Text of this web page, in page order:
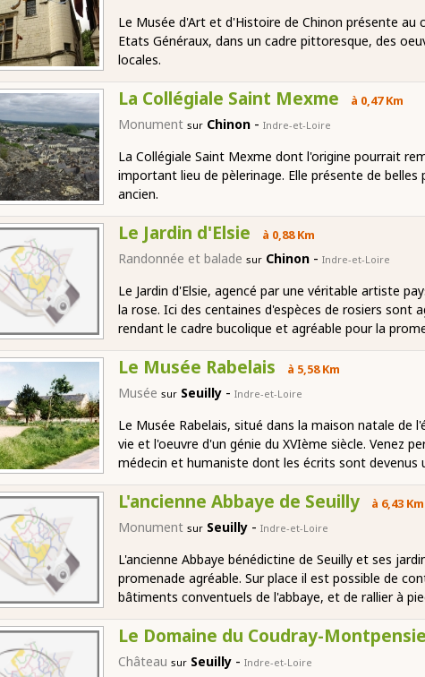
Le Musée d'Art et d'Histoire de Chinon présente au
Etats Généraux, dans un cadre pittoresque, des
locales.
La Collégiale Saint Mexme à 0,47 Km
Monument sur Chinon - Indre-et-Loire
La Collégiale Saint Mexme dont l'origine pourrait
important lieu de pèlerinage. Elle présente de
ancien.
Le Jardin d'Elsie à 0,88 Km
Randonnée et balade sur Chinon - Indre-et-Loire
Le Jardin d'Elsie, agencé par une véritable artiste
la rose. Ici des centaines d'espèces de rosiers sont
rendant le cadre bucolique et agréable pour la
Le Musée Rabelais à 5,58 Km
Musée sur Seuilly - Indre-et-Loire
Le Musée Rabelais, situé dans la maison natale de
vie et l'oeuvre d'un génie du XVIème siècle. Venez
médecin et humaniste dont les écrits sont devenus
L'ancienne Abbaye de Seuilly à 6,43 Km
Monument sur Seuilly - Indre-et-Loire
L'ancienne Abbaye bénédictine de Seuilly et ses
promenade agréable. Sur place il est possible de
bâtiments conventuels de l'abbaye, et de rallier à
Le Domaine du Coudray-
Château sur Seuilly - Indre-et-Loire